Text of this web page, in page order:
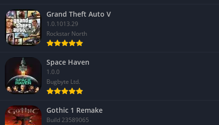
Grand Theft Auto V
1.0.1013.29
Rockstar North
Space Haven
1.0.0
Bugbyte Ltd.
Gothic 1 Remake
Build 23589065